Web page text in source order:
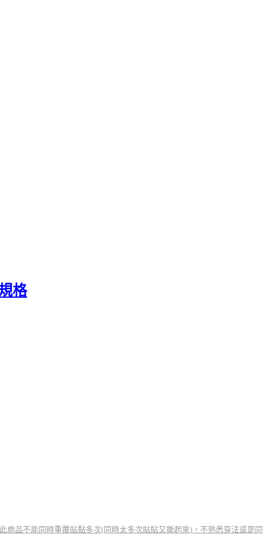
格
品不能同時重覆貼黏多次(同時太多次貼貼又撕起來)，不熟悉穿法或是同